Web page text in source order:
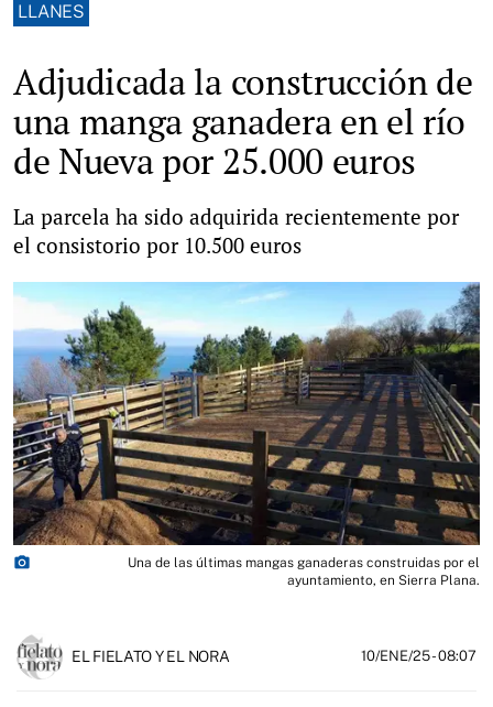
LLANES
Adjudicada la construcción de
una manga ganadera en el río
de Nueva por 25.000 euros
La parcela ha sido adquirida recientemente por
el consistorio por 10.500 euros
photo_camera
Una de las últimas mangas ganaderas construidas por el
ayuntamiento, en Sierra Plana.
EL FIELATO Y EL NORA 10/ENE/25- 08:07